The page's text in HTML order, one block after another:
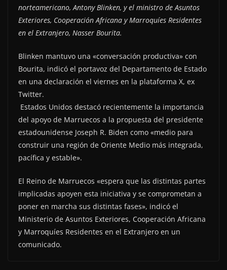
norteamericano, Antony Blinken, y el ministro de Asuntos
Exteriores, Cooperación Africana y Marroquíes Residentes
en el Extranjero, Nasser Bourita.
Blinken mantuvo una «conversación productiva» con
Bourita, indicó el portavoz del Departamento de Estado
en una declaración el viernes en la plataforma X, ex
Twitter.
Estados Unidos destacó recientemente la importancia
del apoyo de Marruecos a la propuesta del presidente
estadounidense Joseph R. Biden como «medio para
construir una región de Oriente Medio más integrada,
pacífica y estable».
El Reino de Marruecos «espera que las distintas partes
implicadas apoyen esta iniciativa y se comprometan a
poner en marcha sus distintas fases», indicó el
Ministerio de Asuntos Exteriores, Cooperación Africana
y Marroquíes Residentes en el Extranjero en un
comunicado.